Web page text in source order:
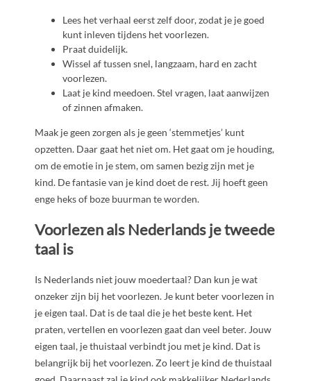
Lees het verhaal eerst zelf door, zodat je je goed
kunt inleven tijdens het voorlezen.
Praat duidelijk.
Wissel af tussen snel, langzaam, hard en zacht
voorlezen.
Laat je kind meedoen. Stel vragen, laat aanwijzen
of zinnen afmaken.
Maak je geen zorgen als je geen ‘stemmetjes’ kunt
opzetten. Daar gaat het niet om. Het gaat om je houding,
om de emotie in je stem, om samen bezig zijn met je
kind. De fantasie van je kind doet de rest. Jij hoeft geen
enge heks of boze buurman te worden.
Voorlezen als Nederlands je tweede
taal is
Is Nederlands niet jouw moedertaal? Dan kun je wat
onzeker zijn bij het voorlezen. Je kunt beter voorlezen in
je eigen taal. Dat is de taal die je het beste kent. Het
praten, vertellen en voorlezen gaat dan veel beter. Jouw
eigen taal, je thuistaal verbindt jou met je kind. Dat is
belangrijk bij het voorlezen. Zo leert je kind de thuistaal